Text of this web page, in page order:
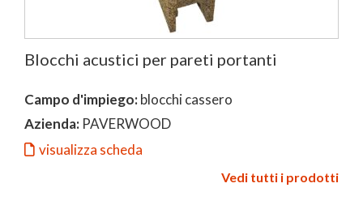
Blocchi acustici per pareti portanti
Campo d'impiego:blocchi cassero
Azienda: PAVERWOOD
visualizza scheda
Vedi tutti i prodotti